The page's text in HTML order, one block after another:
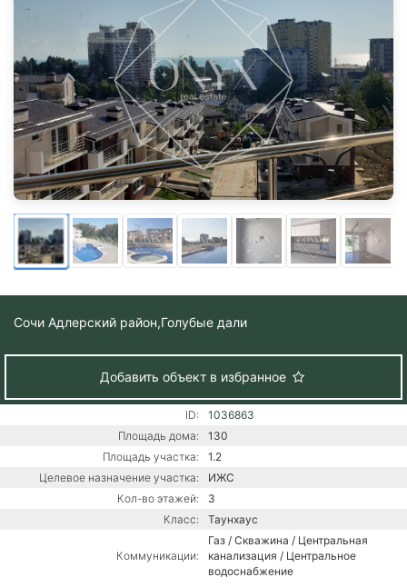
Сочи Адлерский район,Голубые дали
Добавить объект в избранное
ID:
1036863
Площадь дома:
130
Площадь участка:
1.2
Целевое назначение участка:
ИЖС
Кол-во этажей:
3
Класс:
Таунхаус
Коммуникации:
Газ / Скважина / Центральная
канализация / Центральное
водоснабжение